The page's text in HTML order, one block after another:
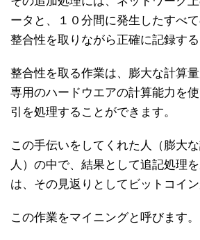
ータと、１０分間に発生したすべ
整合性を取りながら正確に記録する
整合性を取る作業は、膨大な計算
専用のハードウエアの計算能力を
引を処理することができます。
この手伝いをしてくれた人（膨大
人）の中で、結果として追記処理
は、その見返りとしてビットコイン
この作業をマイニングと呼びます。